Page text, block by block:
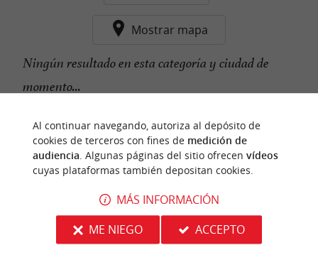
Mostrar mapa
Ningún resultado en esta categoría y ciudad de
momento...
n
u
e
s
t
r
o
f
a
v
o
r
i
t
o
Al continuar navegando, autoriza al depósito de
cookies de terceros con fines de medición de
audiencia . Algunas páginas del sitio ofrecen vídeos
cuyas plataformas también depositan cookies.
MÁS INFORMACIÓN
ME NIEGO
ACCEPTO